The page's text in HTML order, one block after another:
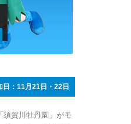
日：11月21日・22日
須賀川牡丹園」がモ